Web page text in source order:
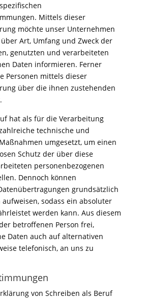
Mittels dieser
möchte unser Unternehmen
Art, Umfang und Zweck der
genutzten und verarbeiteten
Daten informieren. Ferner
Personen mittels dieser
über die ihnen zustehenden
hat als für die Verarbeitung
technische und
umgesetzt, um einen
Schutz der über diese
personenbezogenen
Dennoch können
grundsätzlich
sodass ein absoluter
werden kann. Aus diesem
betroffenen Person frei,
Daten auch auf alternativen
telefonisch, an uns zu
von Schreiben als Beruf